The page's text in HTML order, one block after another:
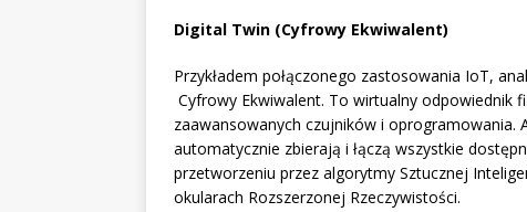
Digital Twin (Cyfrowy Ekwiwalent)
Przykładem połączonego zastosowania IoT,
Cyfrowy Ekwiwalent. To wirtualny odpowiednik
zaawansowanych czujników i
automatycznie zbierają i łączą wszystkie
przetworzeniu przez algorytmy Sztucznej
okularach Rozszerzonej Rzeczywistości.